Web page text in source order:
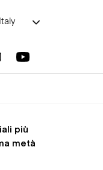
Italy
più
metà